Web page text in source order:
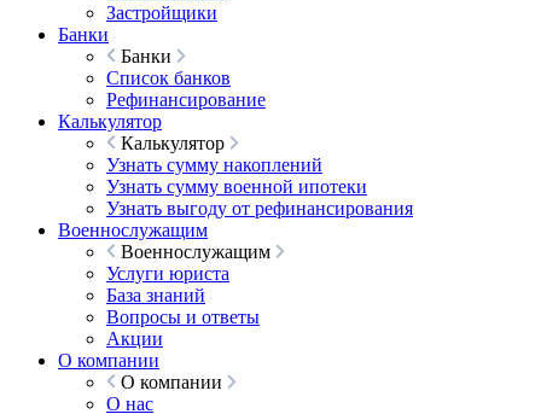
Застройщики
Банки
Банки
Список банков
Рефинансирование
Калькулятор
Калькулятор
Узнать сумму накоплений
Узнать сумму военной ипотеки
Узнать выгоду от рефинансирования
Военнослужащим
Военнослужащим
Услуги юриста
База знаний
Вопросы и ответы
Акции
О компании
О компании
О нас